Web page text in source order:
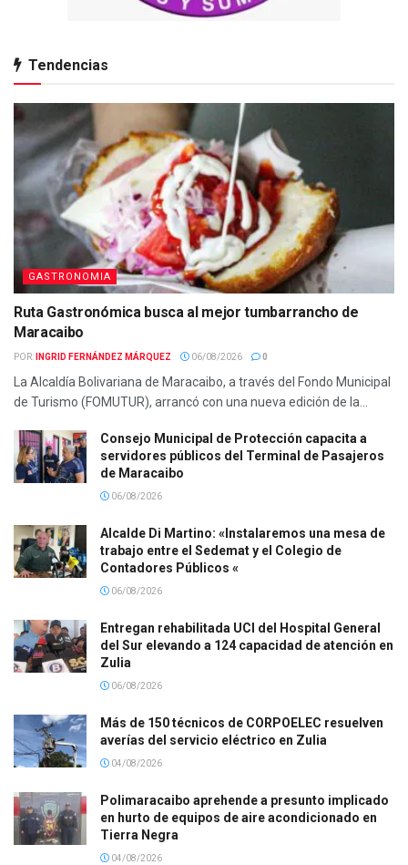
Tendencias
GASTRONOMIA
Ruta Gastronómica busca al mejor tumbarrancho de
Maracaibo
POR: INGRID FERNÁNDEZ MÁRQUEZ 06/08/2026 0
La Alcaldía Bolivariana de Maracaibo, a través del Fondo Municipal
de Turismo (FOMUTUR), arrancó con una nueva edición de la...
Consejo Municipal de Protección capacita a
servidores públicos del Terminal de Pasajeros
de Maracaibo
06/08/2026
Alcalde Di Martino: «Instalaremos una mesa de
trabajo entre el Sedemat y el Colegio de
Contadores Públicos «
06/08/2026
Entregan rehabilitada UCI del Hospital General
del Sur elevando a 124 capacidad de atención en
Zulia
06/08/2026
Más de 150 técnicos de CORPOELEC resuelven
averías del servicio eléctrico en Zulia
04/08/2026
Polimaracaibo aprehende a presunto implicado
en hurto de equipos de aire acondicionado en
Tierra Negra
04/08/2026